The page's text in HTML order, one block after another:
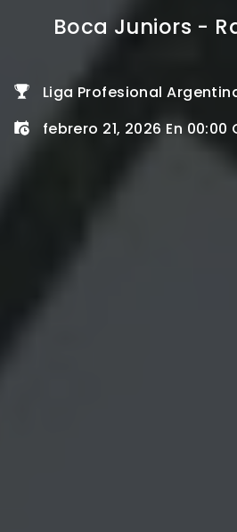
Boca Juniors -
Liga Profesional
febrero 21, 2026 En 00:00